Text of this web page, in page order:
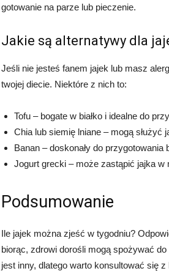
gotowanie na parze lub pieczenie.
Jakie są alternatywy dla
Jeśli nie jesteś fanem jajek lub masz
twojej diecie. Niektóre z nich to:
Tofu – bogate w białko i idealne do
Chia lub siemię lniane – mogą
Banan – doskonały do
Jogurt grecki – może zastąpić jajka
Podsumowanie
Ile jajek można zjeść w tygodniu?
biorąc, zdrowi dorośli mogą spożywać
jest inny, dlatego warto konsultować się